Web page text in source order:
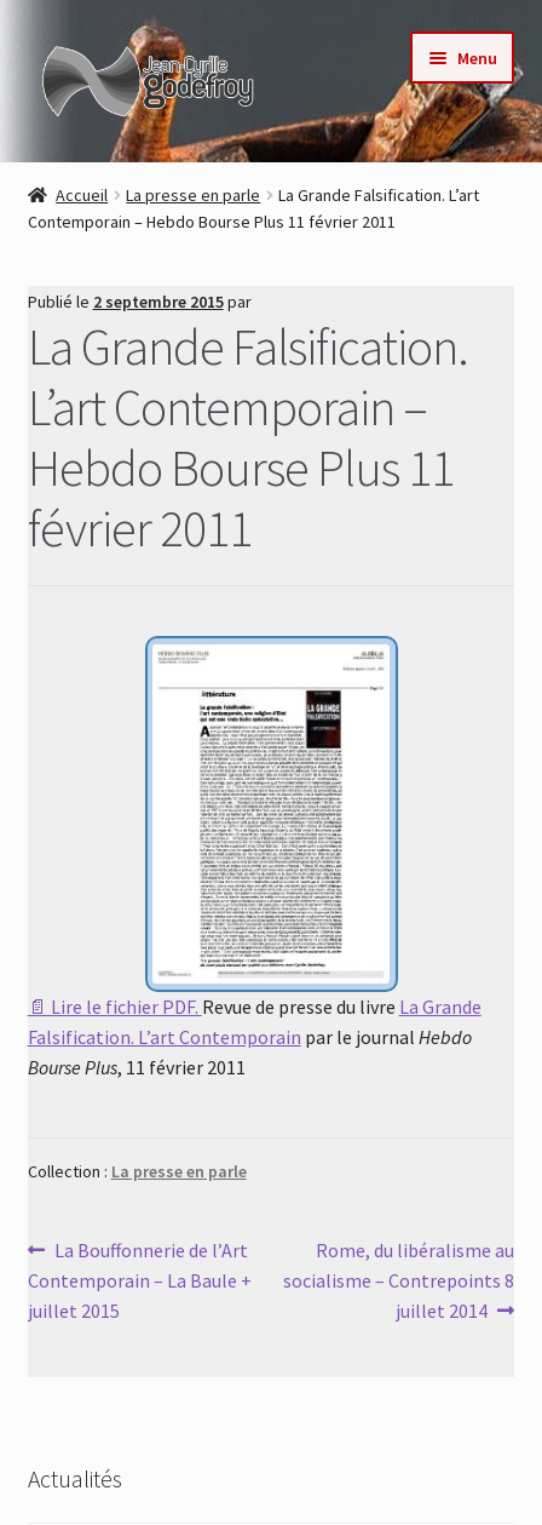
Aller
Aller
au
contenu
Menu
Accueil
Nos collections
Auteurs
Actualités
Contact
Commande
Accueil La presse en parle
La Grande Falsification. L’art
Contemporain – Hebdo Bourse Plus 11 février 2011
Publié le 2 septembre 2015par
La Grande Falsification.
L’art Contemporain –
Hebdo Bourse Plus 11
février 2011
Revue de presse du livre La Grande
Falsification. L’art Contemporain par le journal Hebdo
Bourse Plus, 11 février 2011
Collection : La presse en parle
Navigation
de
Article
précédent :
La Bouffonnerie de l’Art
Contemporain – La Baule +
juillet 2015
Article
suivant :
Rome, du libéralisme au
socialisme – Contrepoints 8
juillet 2014
Actualités